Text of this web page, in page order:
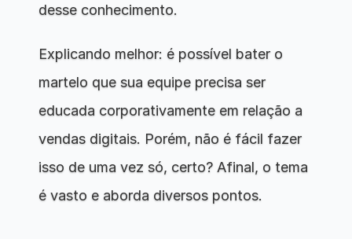
desse conhecimento.
Explicando melhor: é possível bater o
martelo que sua equipe precisa ser
educada corporativamente em relação a
vendas digitais. Porém, não é fácil fazer
isso de uma vez só, certo? Afinal, o tema
é vasto e aborda diversos pontos.